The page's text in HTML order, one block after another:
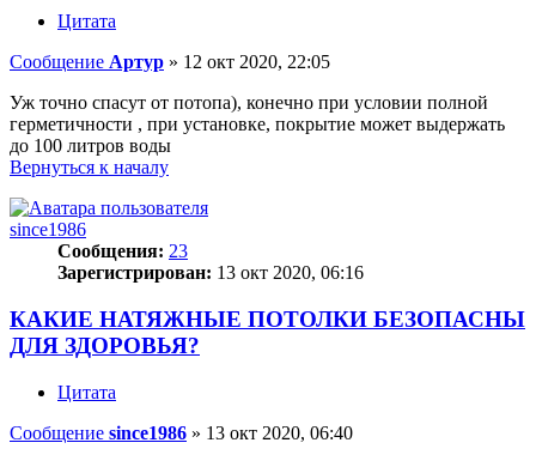
Цитата
Сообщение Артур » 12 окт 2020, 22:05
Уж точно спасут от потопа), конечно при условии полной
герметичности , при установке, покрытие может выдержать
до 100 литров воды
Вернуться к началу
since1986
Сообщения: 23
Зарегистрирован: 13 окт 2020, 06:16
КАКИЕ НАТЯЖНЫЕ ПОТОЛКИ БЕЗОПАСНЫ
ДЛЯ ЗДОРОВЬЯ?
Цитата
Сообщение since1986 » 13 окт 2020, 06:40